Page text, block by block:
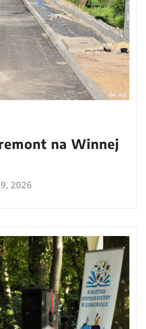
na Winnej
2026